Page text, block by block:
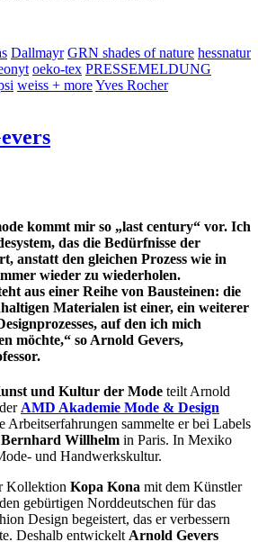
Dallmayr GRN shades of nature hessnatur
oeko-tex PRESSEMELDUNG
weiss + moreYves Rocher
kommt mir so „last century“ vor. Ich
das die Bedürfnisse der
anstatt den gleichen Prozess wie in
wieder zu wiederholen.
aus einer Reihe von Bausteinen: die
Materialen ist einer, ein weiterer
auf den ich mich
möchte,“ so Arnold Gevers,
und Kultur der Mode teilt Arnold
AMD Akademie Mode & Design
Arbeitserfahrungen sammelte er bei Labels
Bernhard Willhelm in Paris. In Mexiko
und Handwerkskultur.
Kollektion Kopa Kona mit dem Künstler
gebürtigen Norddeutschen für das
Design begeistert, das er verbessern
Deshalb entwickelt Arnold Gevers